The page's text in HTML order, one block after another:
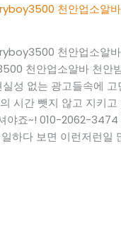
천안업소알
천안업소알
천안업소알바 천안
성 없는 광고들속에
시간 뺏지 않고 지키
야죠~! 010-2062-
하다 보면 이런저런일